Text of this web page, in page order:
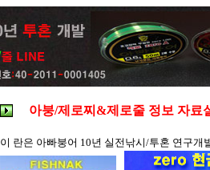
아붕/제로찌&제로줄 정보 자료
이 란은 아빠붕어 10년 실전낚시/투혼 연구개